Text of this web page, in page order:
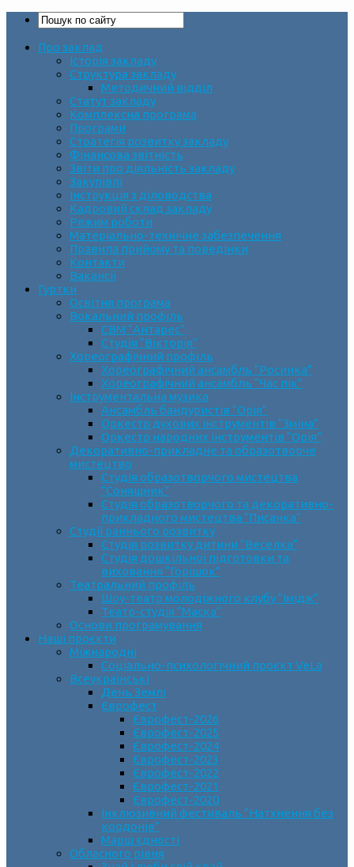
Про заклад
Історія закладу
Структура закладу
Методичний відділ
Статут закладу
Комплексна програма
Програми
Стратегія розвитку закладу
Фінансова звітність
Звіти про діяльність закладу
Закупівлі
Інструкція з діловодства
Кадровий склад закладу
Режим роботи
Матеріально-технічне забезпечення
Правила прийому та поведінки
Контакти
Вакансії
Гуртки
Освітня програма
Вокальний профіль
СВМ “Антарес”
Студія “Вікторія”
Хореографічний профіль
Хореографічний ансамбль “Росинка”
Хореографічний ансамбль “Час пік”
Інструментальна музика
Ансамбль бандуристів “Орія”
Оркестр духових інструментів “Зміна”
Оркестр народних інструментів “Орія”
Декоративно-прикладне та образотворче
мистецтво
Cтудія образотворчого мистецтва
“Соняшник”
Студія образотворчого та декоративно-
прикладного мистецтва “Писанка”
Студії раннього розвитку
Студія розвитку дитини “Веселка”
Студія дошкільної підготовки та
виховання “Горішок”
Театральний профіль
Шоу-театр молодіжного клубу “Імідж”
Театр-студія “Маска”
Основи програмування
Наші проєкти
Міжнародні
Соціально-психологічний проєкт VeLa
Всеукраїнські
День Землі
Єврофест
Єврофест-2026
Єврофест-2025
Єврофест-2024
Єврофест-2023
Єврофест-2022
Єврофест-2021
Єврофест-2020
Інклюзивний фестиваль “Натхнення без
кордонів”
Марш єдності
Обласного рівня